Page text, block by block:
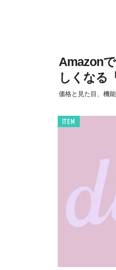
Amazon
しくなる
価格と見た目、機
ITEM